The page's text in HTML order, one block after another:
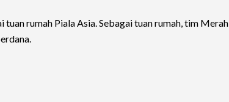
rumah Piala Asia. Sebagai tuan rumah, tim Merah